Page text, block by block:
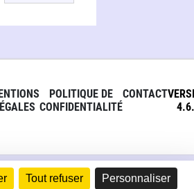
Tout refuser Personnaliser
POLITIQUE DE
CONFIDENTIALITÉ
CONTACT